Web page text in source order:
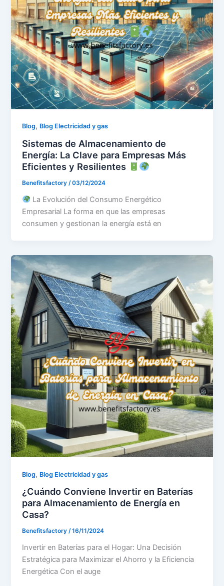
Blog, Blog Electricidad y gas
Sistemas de Almacenamiento de
Energía: La Clave para Empresas Más
Eficientes y Resilientes
Benefitsfactory/03/12/2024
La Evolución del Consumo Energético
Empresarial La forma en que las empresas
consumen y gestionan la energía está en
Blog, Blog Electricidad y gas
¿Cuándo Conviene Invertir en Baterías
para Almacenamiento de Energía en
Casa?
Benefitsfactory/16/11/2024
Invertir en Baterías para el Hogar: Una Decisión
Estratégica para Maximizar el Ahorro y la Eficiencia
Energética Con el auge